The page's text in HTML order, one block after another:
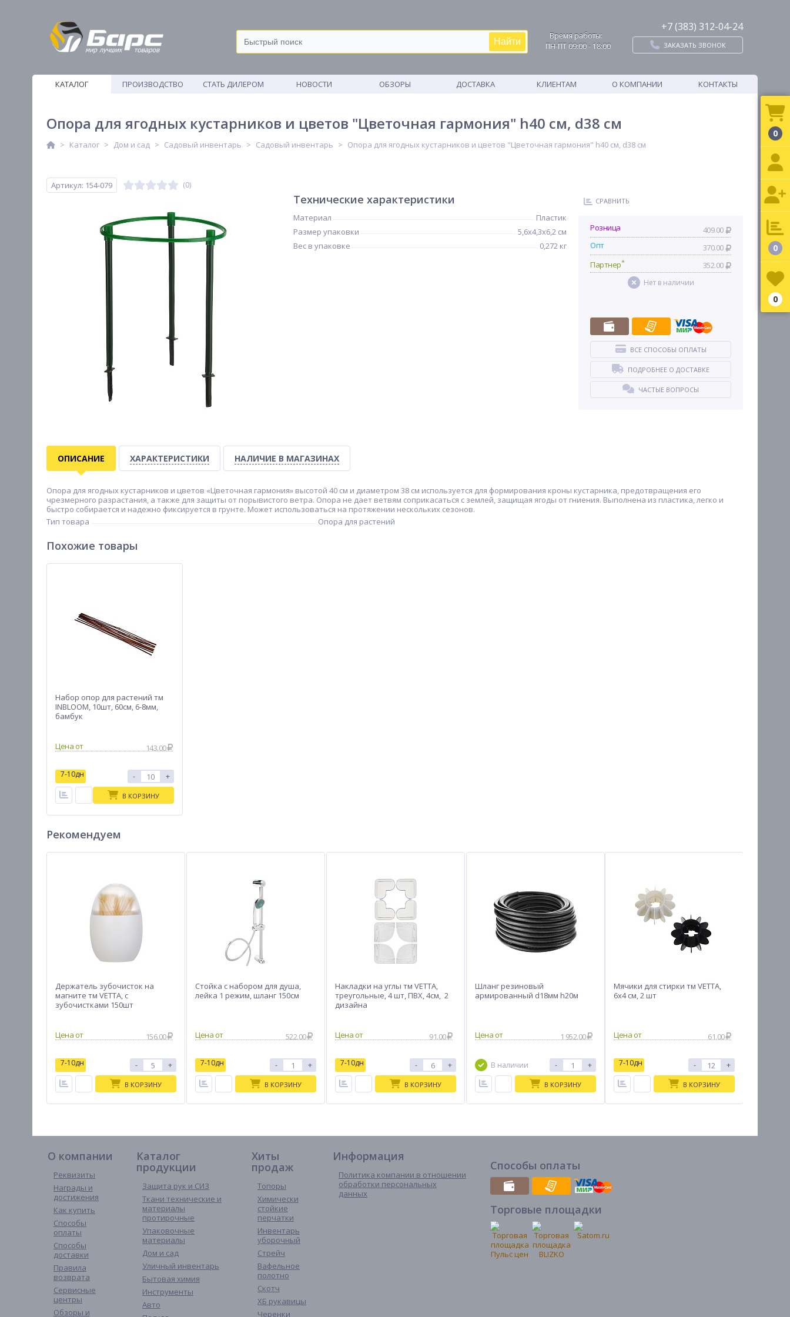
Найти
Время работы:
ПН-ПТ 09:00 - 18:00
+7 (383) 312-04-24
ЗАКАЗАТЬ ЗВОНОК
КАТАЛОГ
ПРОИЗВОДСТВО
СТАТЬ ДИЛЕРОМ НОВОСТИ ОБЗОРЫ ДОСТАВКА КЛИЕНТАМ О КОМПАНИИ КОНТАКТЫ
Опора для ягодных кустарников и цветов "Цветочная гармония" h40 см, d38 см
Каталог Дом и сад Садовый инвентарь Садовый инвентарь Опора для ягодных кустарников и цветов "Цветочная гармония" h40 см, d38 см
Артикул: 154-079 (0)
Технические характеристики
Материал
Пластик
Размер упаковки
5,6х4,3х6,2 см
Вес в упаковке
0,272 кг
СРАВНИТЬ
Розница
409.00
Опт
370.00
Партнер* 352.00
Нет в наличии
ВСЕ СПОСОБЫ ОПЛАТЫ
ПОДРОБНЕЕ О ДОСТАВКЕ
ЧАСТЫЕ ВОПРОСЫ
ОПИСАНИЕ ХАРАКТЕРИСТИКИ НАЛИЧИЕ В МАГАЗИНАХ
Опора для ягодных кустарников и цветов «Цветочная гармония» высотой 40 см и диаметром 38 см используется для формирования кроны кустарника, предотвращения его
чрезмерного разрастания, а также для защиты от порывистого ветра. Опора не дает ветвям соприкасаться с землей, защищая ягоды от гниения. Выполнена из пластика, легко и
быстро собирается и надежно фиксируется в грунте. Может использоваться на протяжении нескольких сезонов.
Тип товара
Опора для растений
Похожие товары
Набор опор для растений тм
INBLOOM, 10шт, 60см, 6-8мм,
бамбук
Цена от 143.00
7-10дн - +
В КОРЗИНУ
Рекомендуем
Держатель зубочисток на
магните тм VETTA, с
зубочистками 150шт
156.00
7-10дн - +
В КОРЗИНУ
Стойка с набором для душа,
лейка 1 режим, шланг 150см
522.00
7-10дн - +
В КОРЗИНУ
Накладки на углы тм VETTA,
треугольные, 4 шт, ПВХ, 4см, 2
дизайна
91.00
7-10дн - +
В КОРЗИНУ
Шланг резиновый
армированный d18мм h20м
1 952.00
В наличии - +
В КОРЗИНУ
Мячики для стирки тм VETTA,
6х4 см, 2 шт
61.00
7-10дн - +
В КОРЗИНУ
О компании
Реквизиты
Награды и
достижения
Как купить
Способы
оплаты
Способы
доставки
Правила
возврата
Сервисные
центры
Обзоры и
Каталог
продукции
Защита рук и СИЗ
Ткани технические и
материалы
протирочные
Упаковочные
материалы
Дом и сад
Уличный инвентарь
Бытовая химия
Инструменты
Авто
Хиты
продаж
Топоры
Химически
стойкие
перчатки
Инвентарь
уборочный
Стрейч
Вафельное
полотно
Скотч
ХБ рукавицы
Черенки
Информация
Политика компании в отношении
обработки персональных
данных
Способы оплаты
Торговые площадки
0
0
0